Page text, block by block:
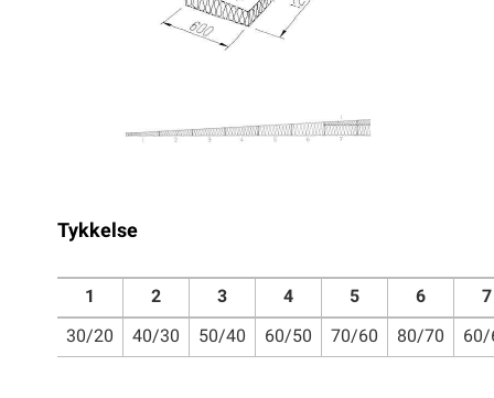
Tykkelse
1 2 3 4 5 6 7
30/20 40/30 50/40 60/50 70/60 80/70 60/